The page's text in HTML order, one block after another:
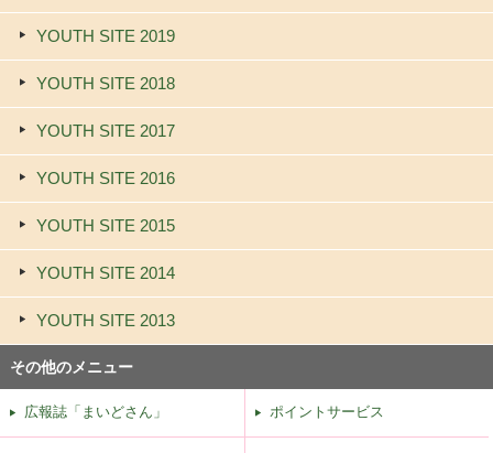
YOUTH SITE 2019
YOUTH SITE 2018
YOUTH SITE 2017
YOUTH SITE 2016
YOUTH SITE 2015
YOUTH SITE 2014
YOUTH SITE 2013
その他のメニュー
広報誌「まいどさん」 ポイントサービス